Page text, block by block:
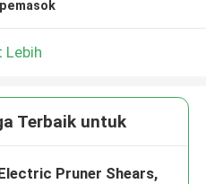
Lebih
Terbaik untuk
Pruner Shears,